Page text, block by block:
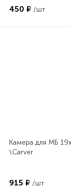
450 ₽ /шт
Камера для МБ
\Carver
915 ₽ /шт